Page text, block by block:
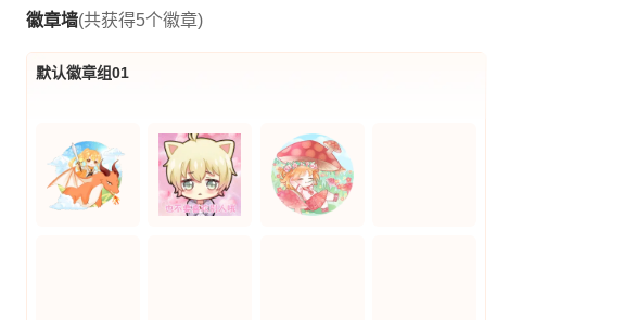
徽章墙(共获得5个徽章)
默认徽章组01